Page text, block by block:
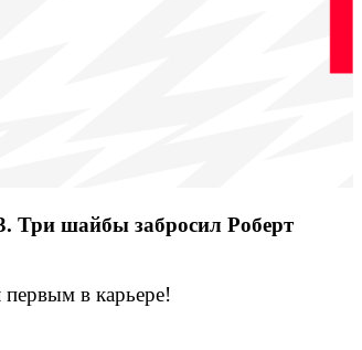
Три шайбы забросил Роберт
первым в карьере!